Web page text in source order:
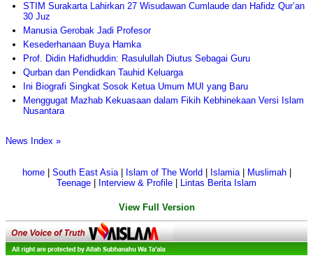
STIM Surakarta Lahirkan 27 Wisudawan Cumlaude dan Hafidz Qur’an
30 Juz
Manusia Gerobak Jadi Profesor
Kesederhanaan Buya Hamka
Prof. Didin Hafidhuddin: Rasulullah Diutus Sebagai Guru
Qurban dan Pendidkan Tauhid Keluarga
Ini Biografi Singkat Sosok Ketua Umum MUI yang Baru
Menggugat Mazhab Kekuasaan dalam Fikih Kebhinekaan Versi Islam
Nusantara
News Index »
home| South East Asia| Islam of The World Islamia| Muslimah|
Teenage
Interview & Profile Lintas Berita Islam
View Full Version